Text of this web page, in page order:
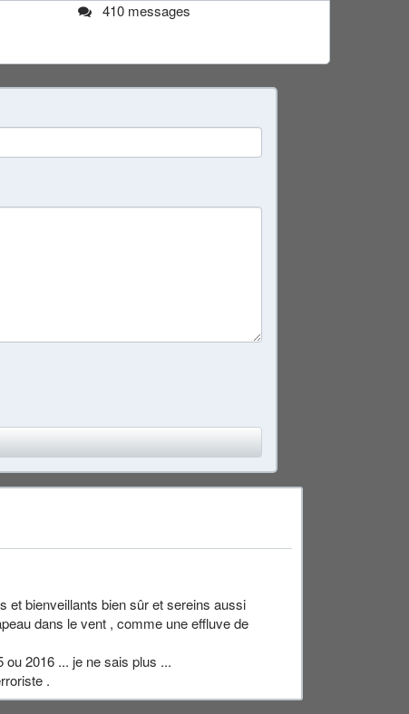
410 messages
et bienveillants bien sûr et sereins aussi
dans le vent , comme une effluve de
2016 ... je ne sais plus ...
.